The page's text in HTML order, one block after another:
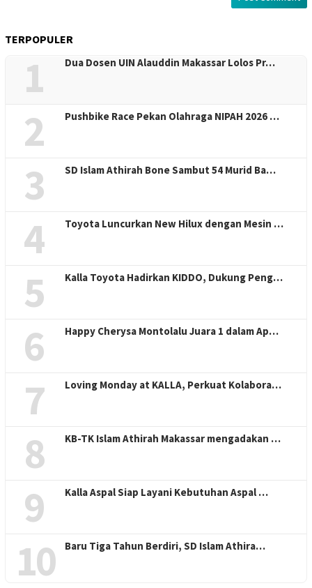
TERPOPULER
1 Dua Dosen UIN Alauddin Makassar Lolos Pr…
2 Pushbike Race Pekan Olahraga NIPAH 2026 …
3 SD Islam Athirah Bone Sambut 54 Murid Ba…
4 Toyota Luncurkan New Hilux dengan Mesin …
5 Kalla Toyota Hadirkan KIDDO, Dukung Peng…
6 Happy Cherysa Montolalu Juara 1 dalam Ap…
7 Loving Monday at KALLA, Perkuat Kolabora…
8 KB-TK Islam Athirah Makassar mengadakan …
9 Kalla Aspal Siap Layani Kebutuhan Aspal …
10 Baru Tiga Tahun Berdiri, SD Islam Athira…